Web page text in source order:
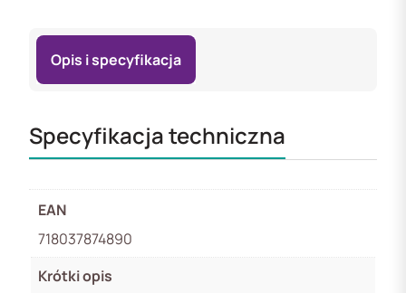
Opis i specyfikacja
Specyfikacja techniczna
EAN
718037874890
Krótki opis